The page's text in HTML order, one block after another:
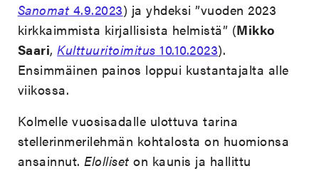
Sanomat 4.9.2023) ja yhdeksi ”vuoden 2023
kirkkaimmista kirjallisista helmistä” (Mikko
Saari,Kulttuuritoimitus 10.10.2023).
Ensimmäinen painos loppui kustantajalta alle
viikossa.
Kolmelle vuosisadalle ulottuva tarina
stellerinmerilehmän kohtalosta on huomionsa
ansainnut.Elolliseton kaunis ja hallittu